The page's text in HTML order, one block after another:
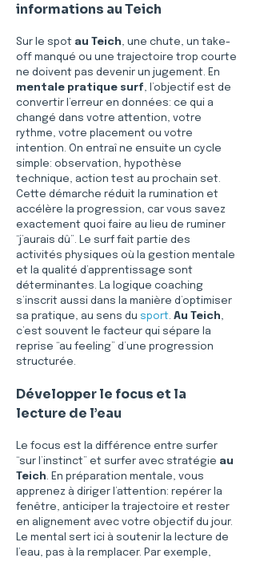
informations au Teich
Sur le spot au Teich, une chute, un take-
off manqué ou une trajectoire trop courte
ne doivent pas devenir un jugement. En
mentale pratique surf, l’objectif est de
convertir l’erreur en données: ce qui a
changé dans votre attention, votre
rythme, votre placement ou votre
intention. On entraî ne ensuite un cycle
simple: observation, hypothèse
technique, action test au prochain set.
Cette démarche réduit la rumination et
accélère la progression, car vous savez
exactement quoi faire au lieu de ruminer
“j’aurais dû”. Le surf fait partie des
activités physiques où la gestion mentale
et la qualité d’apprentissage sont
déterminantes. La logique coaching
s’inscrit aussi dans la manière d’optimiser
sa pratique, au sens du sport. Au Teich,
c’est souvent le facteur qui sépare la
reprise “au feeling” d’une progression
structurée.
Développer le focus et la
lecture de l’eau
Le focus est la différence entre surfer
“sur l’instinct” et surfer avec stratégie au
Teich. En préparation mentale, vous
apprenez à diriger l’attention: repérer la
fenêtre, anticiper la trajectoire et rester
en alignement avec votre objectif du jour.
Le mental sert ici à soutenir la lecture de
l’eau, pas à la remplacer. Par exemple,